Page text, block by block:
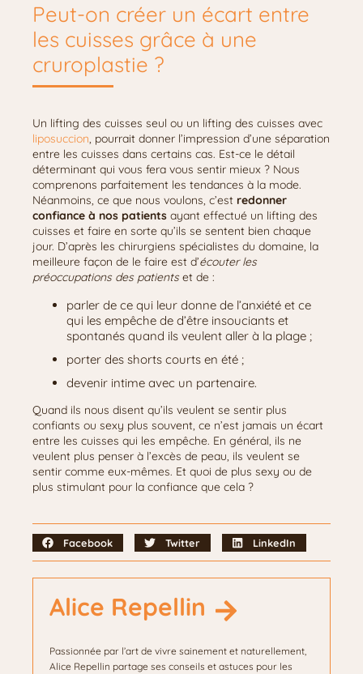
Peut-on créer un écart entre
les cuisses grâce à une
cruroplastie ?
Un lifting des cuisses seul ou un lifting des cuisses avec
liposuccion, pourrait donner l’impression d’une séparation
entre les cuisses dans certains cas. Est-ce le détail
déterminant qui vous fera vous sentir mieux ? Nous
comprenons parfaitement les tendances à la mode.
Néanmoins, ce que nous voulons, c’est redonner
confiance à nos patients ayant effectué un lifting des
cuisses et faire en sorte qu’ils se sentent bien chaque
jour. D’après les chirurgiens spécialistes du domaine, la
meilleure façon de le faire est d’écouter les
préoccupations des patientset de :
parler de ce qui leur donne de l’anxiété et ce
qui les empêche de d’être insouciants et
spontanés quand ils veulent aller à la plage ;
porter des shorts courts en été ;
devenir intime avec un partenaire.
Quand ils nous disent qu’ils veulent se sentir plus
confiants ou sexy plus souvent, ce n’est jamais un écart
entre les cuisses qui les empêche. En général, ils ne
veulent plus penser à l’excès de peau, ils veulent se
sentir comme eux-mêmes. Et quoi de plus sexy ou de
plus stimulant pour la confiance que cela ?
Facebook Twitter LinkedIn
Alice Repellin
Passionnée par l’art de vivre sainement et naturellement,
Alice Repellin partage ses conseils et astuces pour les